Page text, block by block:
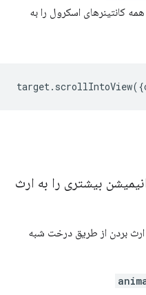
کانتینرهای اسکرول را به
target. scrollIntoView({
بیشتری را به ارث
ارث بردن از طریق درخت شبه